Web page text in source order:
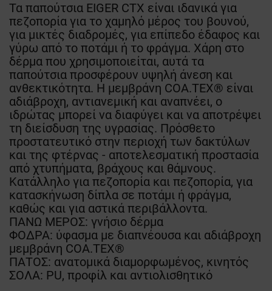
Τα παπούτσια EIGER CTX είναι ιδανικά για
πεζοπορία για το χαμηλό μέρος του βουνού,
για μικτές διαδρομές, για επίπεδο έδαφος και
γύρω από το ποτάμι ή το φράγμα. Χάρη στο
δέρμα που χρησιμοποιείται, αυτά τα
παπούτσια προσφέρουν υψηλή άνεση και
ανθεκτικότητα. Η μεμβράνη COA.TEX® είναι
αδιάβροχη, αντιανεμική και αναπνέει, ο
ιδρώτας μπορεί να διαφύγει και να αποτρέψει
τη διείσδυση της υγρασίας. Πρόσθετο
προστατευτικό στην περιοχή των δακτύλων
και της φτέρνας - αποτελεσματική προστασία
από χτυπήματα, βράχους και θάμνους.
Κατάλληλο για πεζοπορία και πεζοπορία, για
κατασκήνωση δίπλα σε ποτάμι ή φράγμα,
καθώς και για αστικά περιβάλλοντα.
ΠΑΝΩ ΜΕΡΟΣ: γνήσιο δέρμα
ΦΟΔΡΑ: ύφασμα με διαπνέουσα και αδιάβροχη
μεμβράνη COA.TEX®
ΠΑΤΟΣ: ανατομικά διαμορφωμένος, κινητός
ΣΟΛΑ: PU, προφίλ και αντιολισθητικό